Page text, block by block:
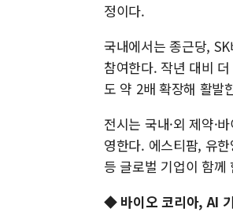
정이다.
국내에서는 종근당,
참여한다. 작년 대비
도 약 2배 확장해 활발
전시는 국내·외 제약·
영한다. 에스티팜, 유
등 글로벌 기업이 함께
◆ 바이오 코리아, AI